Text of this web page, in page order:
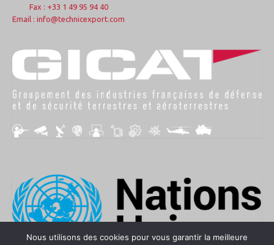
Fax : +33 1 49 95 94 40
Email : info@technicexport.com
Nous utilisons des cookies pour vous garantir la meilleure